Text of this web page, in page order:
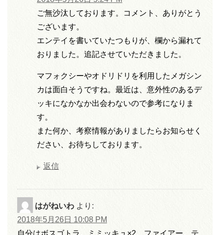
ご無沙汰しております。コメント、ありがとう
ございます。
エンテイを書いていたつもりが、欄から漏れて
おりました。追記させていただきました。
マフォクシーやオドリドリを利用したメガシン
カは面白そうですね。最近は、意外性のあるデ
ッキになかなか出会わないので参考になりま
す。
また何か、考察情報がありましたらお知らせく
ださい、お待ちしております。
返信
はがねいわ より:
2018年5月26日 10:08 PM